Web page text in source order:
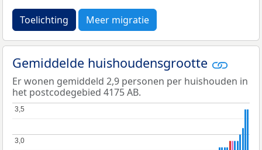
Toelichting Meer migratie
Gemiddelde huishoudensgrootte
Er wonen gemiddeld 2,9 personen per huishouden in
het postcodegebied 4175 AB.
3,0
3,0
3,5
3,5